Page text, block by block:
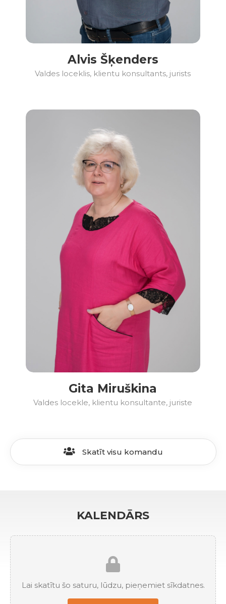
Alvis Šķenders
Valdes loceklis, klientu konsultants, jurists
Gita Miruškina
Valdes locekle, klientu konsultante, juriste
Skatīt visu komandu
KALENDĀRS
Lai skatītu šo saturu, lūdzu, pieņemiet sīkdatnes.